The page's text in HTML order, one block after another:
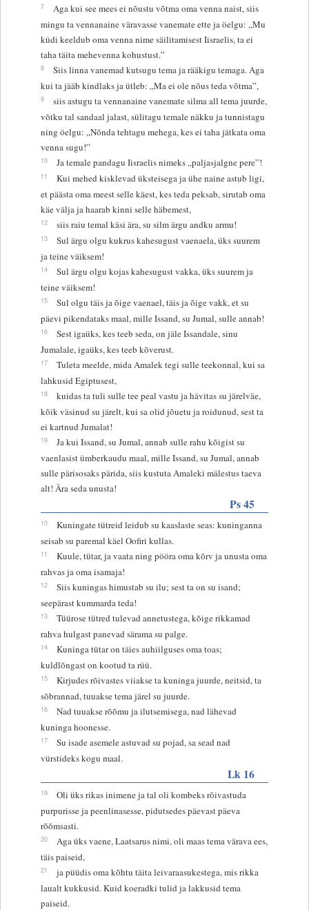
7
Aga kui see mees ei nõustu võtma oma venna naist, siis
mingu ta vennanaine väravasse vanemate ette ja öelgu: „Mu
küdi keeldub oma venna nime säilitamisest Iisraelis, ta ei
taha täita mehevenna kohustust.”
8
Siis linna vanemad kutsugu tema ja rääkigu temaga. Aga
kui ta jääb kindlaks ja ütleb: „Ma ei ole nõus teda võtma”,
9
siis astugu ta vennanaine vanemate silma all tema juurde,
võtku tal sandaal jalast, sülitagu temale näkku ja tunnistagu
ning öelgu: „Nõnda tehtagu mehega, kes ei taha jätkata oma
venna sugu!”
10 Ja temale pandagu Iisraelis nimeks „paljasjalgne pere”!
11
Kui mehed kisklevad üksteisega ja ühe naine astub ligi,
et päästa oma meest selle käest, kes teda peksab, sirutab oma
käe välja ja haarab kinni selle häbemest,
12 siis raiu temal käsi ära, su silm ärgu andku armu!
13
Sul ärgu olgu kukrus kahesugust vaenaela, üks suurem
ja teine väiksem!
14
Sul ärgu olgu kojas kahesugust vakka, üks suurem ja
teine väiksem!
15
Sul olgu täis ja õige vaenael, täis ja õige vakk, et su
päevi pikendataks maal, mille Issand, su Jumal, sulle annab!
16
Sest igaüks, kes teeb seda, on jäle Issandale, sinu
Jumalale, igaüks, kes teeb kõverust.
17
Tuleta meelde, mida Amalek tegi sulle teekonnal, kui sa
lahkusid Egiptusest,
18
kuidas ta tuli sulle tee peal vastu ja hävitas su järelväe,
kõik väsinud su järelt, kui sa olid jõuetu ja roidunud, sest ta
ei kartnud Jumalat!
19
Ja kui Issand, su Jumal, annab sulle rahu kõigist su
vaenlasist ümberkaudu maal, mille Issand, su Jumal, annab
sulle pärisosaks pärida, siis kustuta Amaleki mälestus taeva
alt! Ära seda unusta!
Ps 45
10
Kuningate tütreid leidub su kaaslaste seas: kuninganna
seisab su paremal käel Oofiri kullas.
11
Kuule, tütar, ja vaata ning pööra oma kõrv ja unusta oma
rahvas ja oma isamaja!
12
Siis kuningas himustab su ilu; sest ta on su isand;
seepärast kummarda teda!
13
Tüürose tütred tulevad annetustega, kõige rikkamad
rahva hulgast panevad särama su palge.
14
Kuninga tütar on täies auhiilguses oma toas;
kuldlõngast on kootud ta rüü.
15
Kirjudes rõivastes viiakse ta kuninga juurde, neitsid, ta
sõbrannad, tuuakse tema järel su juurde.
16
Nad tuuakse rõõmu ja ilutsemisega, nad lähevad
kuninga hoonesse.
17
Su isade asemele astuvad su pojad, sa sead nad
vürstideks kogu maal.
Lk 16
19
Oli üks rikas inimene ja tal oli kombeks rõivastuda
purpurisse ja peenlinasesse, pidutsedes päevast päeva
rõõmsasti.
20
Aga üks vaene, Laatsarus nimi, oli maas tema värava ees,
täis paiseid,
21
ja püüdis oma kõhtu täita leivaraasukestega, mis rikka
laualt kukkusid. Kuid koeradki tulid ja lakkusid tema
paiseid.